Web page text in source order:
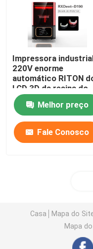
Impressora
220V enorme
automático RITON
LCD 3D da resina do
ISO 13485
Melhor preço
Fale Conosco
Casa Mapa do
Mapa